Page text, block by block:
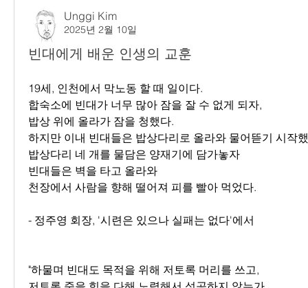
Unggi Kim
2025년 2월 10일
빈대에게 배운 인생의 교훈
19세, 인천에서 막노동 할 때 일이다.
합숙소에 빈대가 너무 많아 잠을 잘 수 없게 되자,
밥상 위에 올라가 잠을 청했다.
하지만 이내 빈대들은 밥상다리로 올라와 물어뜯기 시작
밥상다리 네 개를 물담은 양재기에 담가놓자
빈대들은 벽을 타고 올라와
천장에서 사람을 향해 떨어져 피를 빨아 먹었다.
- 정주영 회장, '시련은 있으나 실패는 없다'에서
"하물며 빈대도 목적을 위해 저토록 머리를 쓰고,